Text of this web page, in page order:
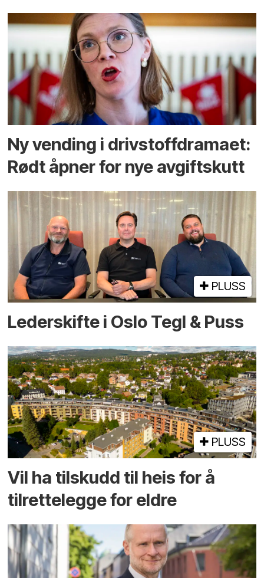
Ny vending i drivstoffdramaet:
Rødt åpner for nye avgiftskutt
PLUSS
Lederskifte i Oslo Tegl & Puss
PLUSS
Vil ha tilskudd til heis for å
tilrettelegge for eldre